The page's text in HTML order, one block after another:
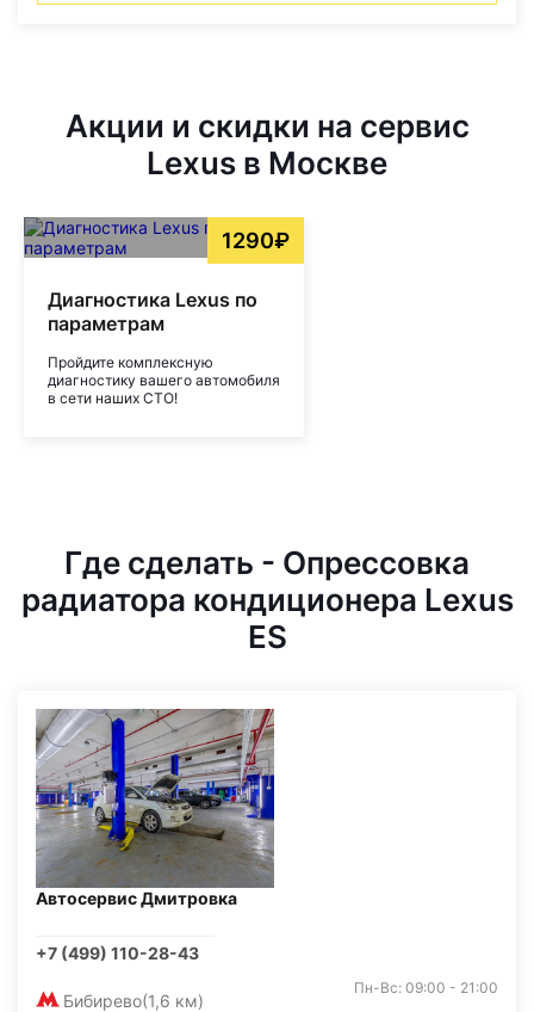
Акции и скидки на сервис
Lexus в Москве
1290₽
Диагностика Lexus по
параметрам
Пройдите комплексную
диагностику вашего автомобиля
в сети наших СТО!
Где сделать - Опрессовка
радиатора кондиционера Lexus
ES
Автосервис Дмитровка
+7 (499) 110-28-43
Бибирево(1,6 км)
Пн-Вс: 09:00 - 21:00